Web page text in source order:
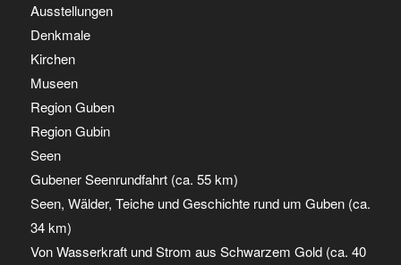
Ausstellungen
Denkmale
Kirchen
Museen
Region Guben
Region Gubin
Seen
Gubener Seenrundfahrt (ca. 55 km)
Seen, Wälder, Teiche und Geschichte rund um Guben (ca.
34 km)
Von Wasserkraft und Strom aus Schwarzem Gold (ca. 40